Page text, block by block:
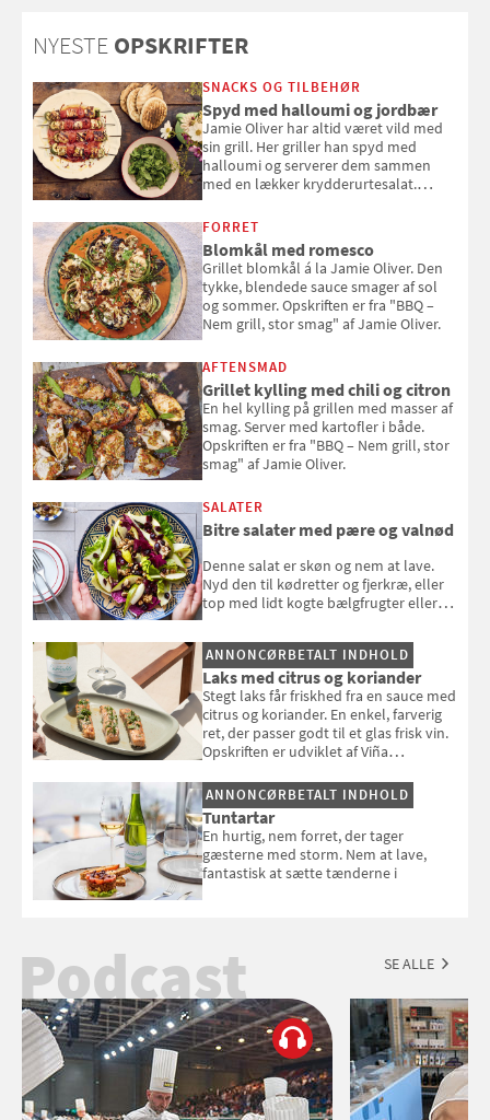
NYESTE OPSKRIFTER
SNACKS OG TILBEHØR
Spyd med halloumi og jordbær
Jamie Oliver har altid været vild med
sin grill. Her griller han spyd med
halloumi og serverer dem sammen
med en lækker krydderurtesalat.
smag" af Jamie Oliver.
FORRET
Blomkål med romesco
Grillet blomkål á la Jamie Oliver. Den
tykke, blendede sauce smager af sol
og sommer. Opskriften er fra "BBQ –
Nem grill, stor smag" af Jamie Oliver.
AFTENSMAD
Grillet kylling med chili og citron
En hel kylling på grillen med masser af
smag. Server med kartofler i både.
Opskriften er fra "BBQ – Nem grill, stor
smag" af Jamie Oliver.
SALATER
Bitre salater med pære og valnød
Denne salat er skøn og nem at lave.
Nyd den til kødretter og fjerkræ, eller
top med lidt kogte bælgfrugter eller
selvstændigt måltid. Opskriften er fra
Louisa Lorangs kogebog "Salat".
ANNONCØRBETALT INDHOLD
Laks med citrus og koriander
Stegt laks får friskhed fra en sauce med
citrus og koriander. En enkel, farverig
ret, der passer godt til et glas frisk vin.
Opskriften er udviklet af Viña
ANNONCØRBETALT INDHOLD
Tuntartar
En hurtig, nem forret, der tager
gæsterne med storm. Nem at lave,
fantastisk at sætte tænderne i
Podcast SE ALLE